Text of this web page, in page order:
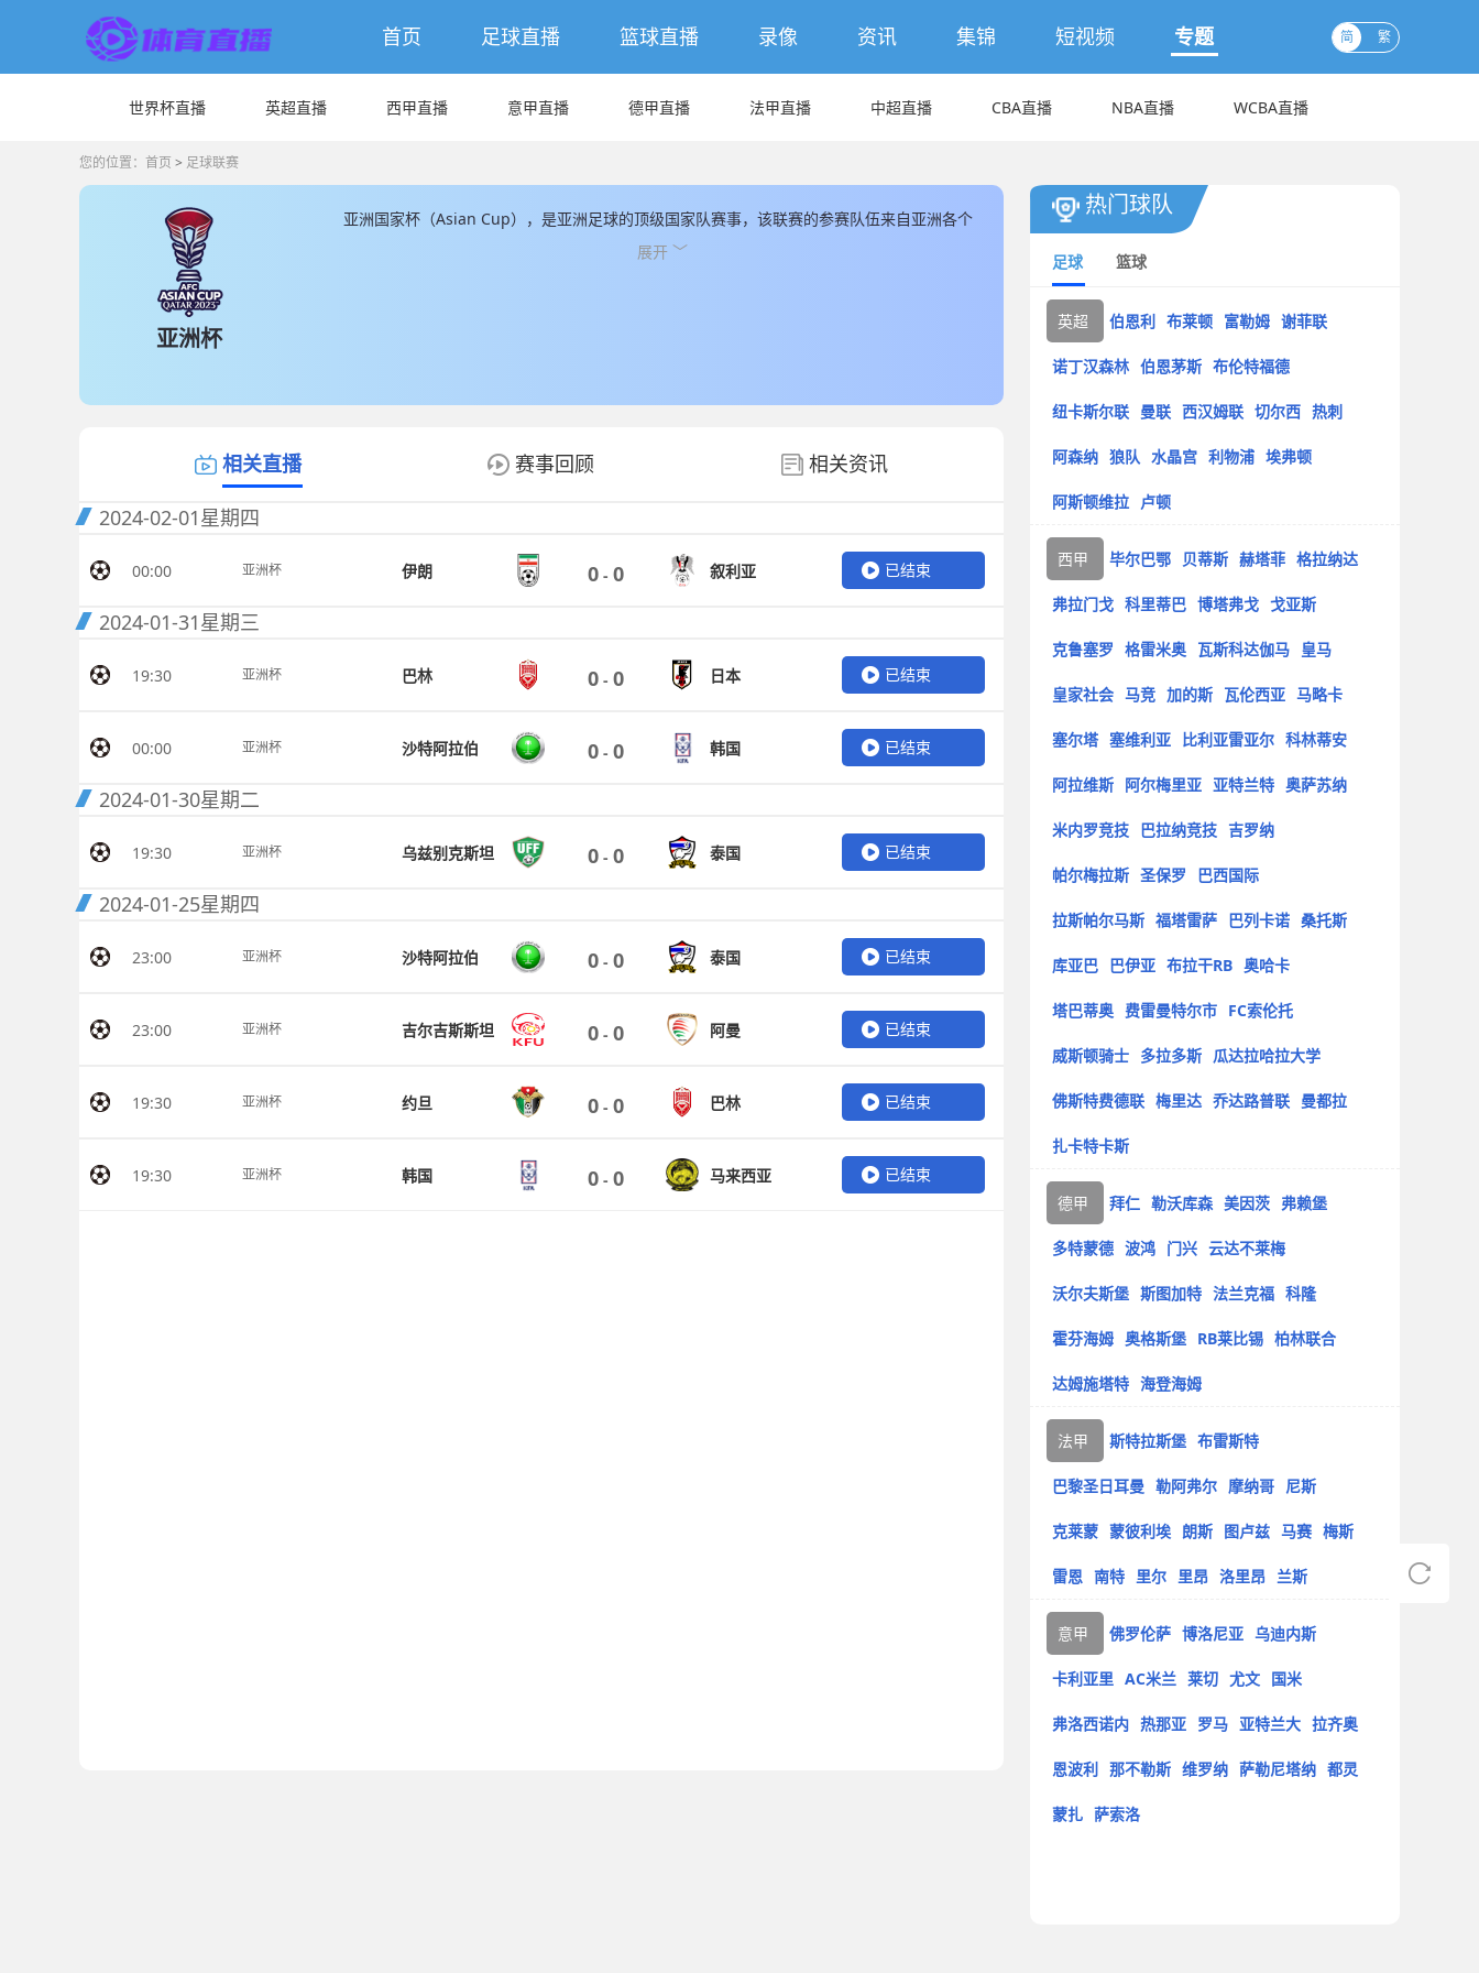
首页 足球直播 篮球直播 录像 资讯 集锦 短视频 专题 简 繁
世界杯直播 英超直播 西甲直播 意甲直播 德甲直播 法甲直播 中超直播 CBA直播 NBA直播 WCBA直播
您的位置： 首页 > 足球联赛
亚洲杯
亚洲国家杯（Asian Cup），是亚洲足球的顶级国家队赛事，该联赛的参赛队伍来自亚洲各个
国家和地区，是亚洲地区最重要的国家队足球锦标赛。亚洲国家杯历史可追溯到1956年，是世
界上最古老的大陆性国家队锦标赛之一。联赛晋级阶段包括小组赛、淘汰赛和决赛，每届比赛
展开 ﹀
相关直播 赛事回顾 相关资讯
2024-02-01星期四
00:00 亚洲杯 伊朗 0 - 0 叙利亚 已结束
2024-01-31星期三
19:30 亚洲杯 巴林 0 - 0 日本 已结束
00:00 亚洲杯 沙特阿拉伯 0 - 0 韩国 已结束
2024-01-30星期二
19:30 亚洲杯 乌兹别克斯坦 0 - 0 泰国 已结束
2024-01-25星期四
23:00 亚洲杯 沙特阿拉伯 0 - 0 泰国 已结束
23:00 亚洲杯 吉尔吉斯斯坦 0 - 0 阿曼 已结束
19:30 亚洲杯 约旦 0 - 0 巴林 已结束
19:30 亚洲杯 韩国 0 - 0 马来西亚 已结束
热门球队
足球 篮球
英超 伯恩利 布莱顿 富勒姆 谢菲联
诺丁汉森林 伯恩茅斯 布伦特福德
纽卡斯尔联 曼联 西汉姆联 切尔西 热刺
阿森纳 狼队 水晶宫 利物浦 埃弗顿
阿斯顿维拉 卢顿
西甲 毕尔巴鄂 贝蒂斯 赫塔菲 格拉纳达
弗拉门戈 科里蒂巴 博塔弗戈 戈亚斯
克鲁塞罗 格雷米奥 瓦斯科达伽马 皇马
皇家社会 马竞 加的斯 瓦伦西亚 马略卡
塞尔塔 塞维利亚 比利亚雷亚尔 科林蒂安
阿拉维斯 阿尔梅里亚 亚特兰特 奥萨苏纳
米内罗竞技 巴拉纳竞技 吉罗纳
帕尔梅拉斯 圣保罗 巴西国际
拉斯帕尔马斯 福塔雷萨 巴列卡诺 桑托斯
库亚巴 巴伊亚 布拉干RB 奥哈卡
塔巴蒂奥 费雷曼特尔市 FC索伦托
威斯顿骑士 多拉多斯 瓜达拉哈拉大学
佛斯特费德联 梅里达 乔达路普联 曼都拉
扎卡特卡斯
德甲 拜仁 勒沃库森 美因茨 弗赖堡
多特蒙德 波鸿 门兴 云达不莱梅
沃尔夫斯堡 斯图加特 法兰克福 科隆
霍芬海姆 奥格斯堡 RB莱比锡 柏林联合
达姆施塔特 海登海姆
法甲 斯特拉斯堡 布雷斯特
巴黎圣日耳曼 勒阿弗尔 摩纳哥 尼斯
克莱蒙 蒙彼利埃 朗斯 图卢兹 马赛 梅斯
雷恩 南特 里尔 里昂 洛里昂 兰斯
意甲 佛罗伦萨 博洛尼亚 乌迪内斯
卡利亚里 AC米兰 莱切 尤文 国米
弗洛西诺内 热那亚 罗马 亚特兰大 拉齐奥
恩波利 那不勒斯 维罗纳 萨勒尼塔纳 都灵
蒙扎 萨索洛